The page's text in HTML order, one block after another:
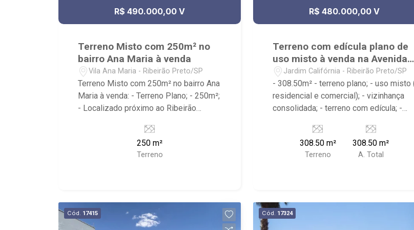
R$ 490.000,00 V
Terreno Misto com 250m² no
bairro Ana Maria à venda
Vila Ana Maria - Ribeirão Preto/SP
Terreno Misto com 250m² no bairro Ana
Maria à venda: - Terreno Plano; - 250m²;
- Localizado próximo ao Ribeirão
250 m²
Terreno
R$ 480.000,00 V
Terreno com edícula plano de
uso misto à venda na Avenida
Califórnia
Jardim Califórnia - Ribeirão Preto/SP
- 308.50m² - terreno plano; - uso misto (
residencial e comercial); - vizinhança
consolidada; - terreno com edícula; -
308.50 m²
Terreno
308.50 m²
A. Total
Cód. 17415 Cód. 17324